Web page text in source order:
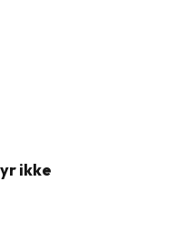
ikke